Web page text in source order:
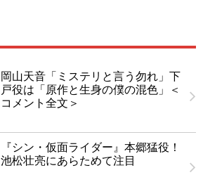
岡山天音「ミステリと言う勿れ」下
戸役は「原作と生身の僕の混色」＜
コメント全文＞
『シン・仮面ライダー』本郷猛役！
池松壮亮にあらためて注目